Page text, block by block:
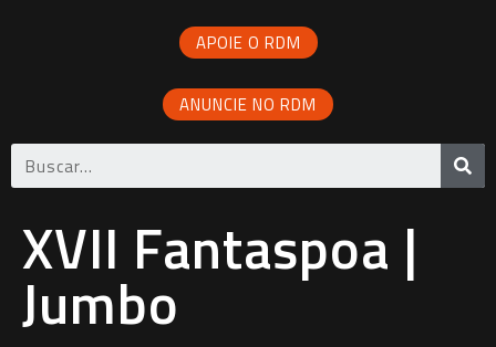
APOIE O RDM
ANUNCIE NO RDM
XVII Fantaspoa |
Jumbo